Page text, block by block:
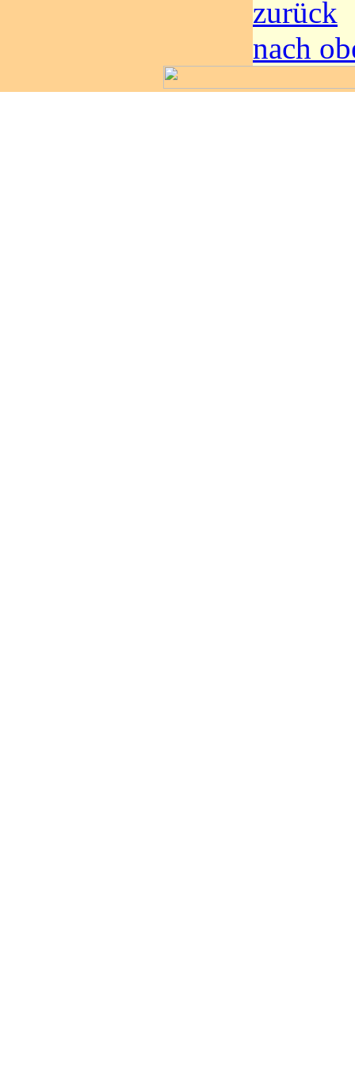
zurück
nach